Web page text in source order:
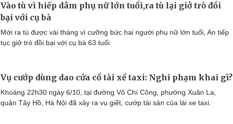
Vào tù vì hiếp dâm phụ nữ lớn tuổi,ra tù lại giở trò đồi
bại với cụ bà
Mới ra tù được vài tháng vì cưỡng bức hai người phụ nữ lớn tuổi, An tiếp
tục giở trò đồi bại với cụ bà 63 tuổi.
Vụ cướp dùng dao cứa cổ tài xế taxi: Nghi phạm khai gì?
Khoảng 22h30 ngày 6/10, tại đường Võ Chí Công, phường Xuân La,
quận Tây Hồ, Hà Nội đã xảy ra vụ giết, cướp tài sản của lái xe taxi.